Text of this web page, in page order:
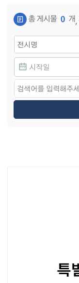
총 게시물 0 개,
특